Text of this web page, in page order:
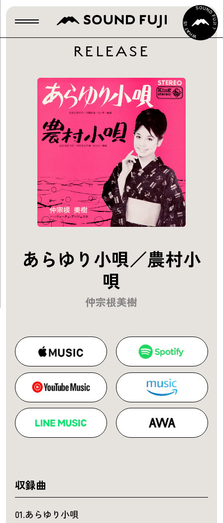
RELEASE
あらゆり小唄／農村小
唄
仲宗根美樹
収録曲
01.あらゆり小唄